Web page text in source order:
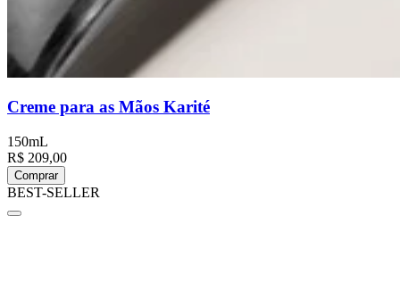
Creme para as Mãos Karité
150mL
R$ 209,00
Comprar
BEST-SELLER